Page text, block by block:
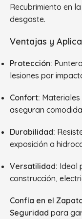
Recubrimiento en
desgaste.
Ventajas y
Protección:
lesiones por
Confort:
aseguran
Durabilidad:
exposición a
Versatilidad: Ideal
construcción,
Confía en el
Seguridad para